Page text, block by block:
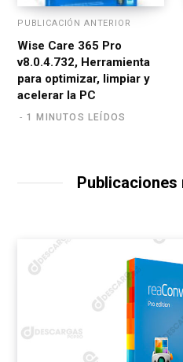
PUBLICACIÓN ANTERIOR
Wise Care 365 Pro
v8.0.4.732, Herramienta
para optimizar, limpiar y
acelerar la PC
1 MINUTOS LEÍDOS